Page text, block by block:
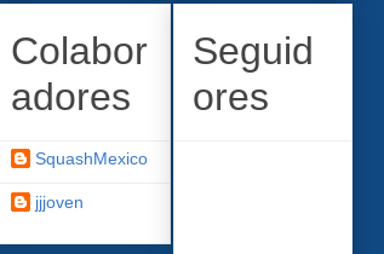
Colabor
adores
SquashMexico
jjjoven
Seguid
ores